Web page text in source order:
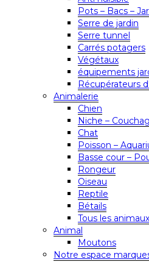
Pots – Bacs –
Serre de jardin
Serre tunnel
Carrés potagers
Végétaux
équipements
Récupérateurs
Animalerie
Chien
Niche –
Chat
Poisson –
Basse cour –
Rongeur
Oiseau
Reptile
Bétails
Tous les animaux
Animal
Moutons
Notre espace